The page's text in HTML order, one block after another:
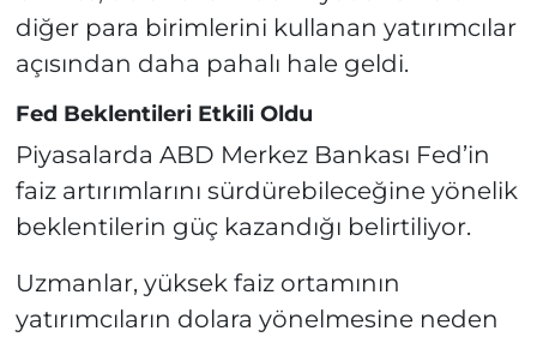
diğer para birimlerini kullanan yatırımcılar
açısından daha pahalı hale geldi.
Fed Beklentileri Etkili Oldu
Piyasalarda ABD Merkez Bankası Fed’in
faiz artırımlarını sürdürebileceğine yönelik
beklentilerin güç kazandığı belirtiliyor.
Uzmanlar, yüksek faiz ortamının
yatırımcıların dolara yönelmesine neden